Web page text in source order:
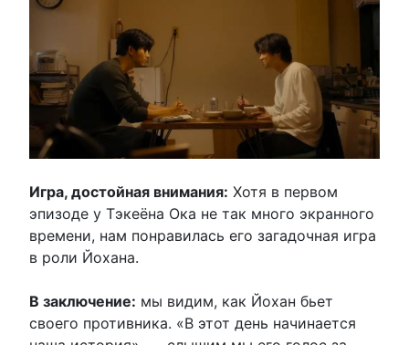
Игра, достойная внимания: Хотя в первом
эпизоде ​​у Тэкеёна Ока не так много экранного
времени, нам понравилась его загадочная игра
в роли Йохана.
В заключение: мы видим, как Йохан бьет
своего противника. «В этот день начинается